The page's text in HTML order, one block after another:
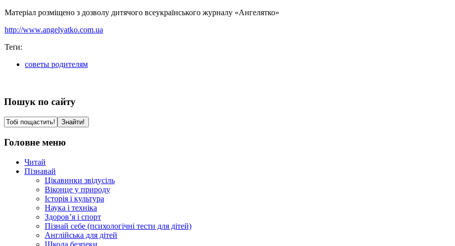
Матеріал розміщено з дозволу дитячого всеукраїнського журналу «Ангелятко»
http://www.angelyatko.com.ua
Теґи:
советы родителям
Пошук по сайту
Головне меню
Читай
Пізнавай
Цікавинки звідусіль
Віконце у природу
Історія і культура
Наука і техніка
Здоров’я і спорт
Пізнай себе (психологічні тести для дітей)
Англійська для дітей
Школа безпеки